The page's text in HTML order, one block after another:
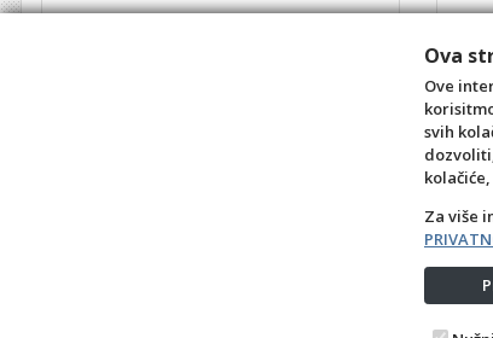
Šifra:
Ova
Ove
svih
Za više